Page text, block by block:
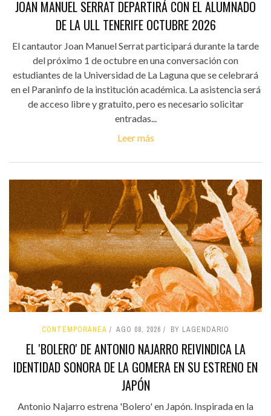
JOAN MANUEL SERRAT DEPARTIRÁ CON EL ALUMNADO
DE LA ULL TENERIFE OCTUBRE 2026
El cantautor Joan Manuel Serrat participará durante la tarde
del próximo 1 de octubre en una conversación con
estudiantes de la Universidad de La Laguna que se celebrará
en el Paraninfo de la institución académica. La asistencia será
de acceso libre y gratuito, pero es necesario solicitar
entradas...
Leer más
CONTEMPORÁNEA AGO 08, 2026 BY LAGENDARIO
EL 'BOLERO' DE ANTONIO NAJARRO REIVINDICA LA
IDENTIDAD SONORA DE LA GOMERA EN SU ESTRENO EN
JAPÓN
Antonio Najarro estrena 'Bolero' en Japón. Inspirada en la